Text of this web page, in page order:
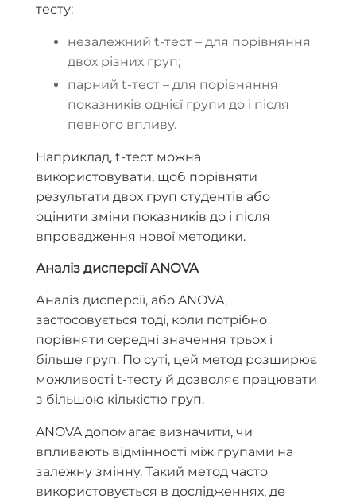
тесту:
незалежний t-тест – для порівняння
двох різних груп;
парний t-тест – для порівняння
показників однієї групи до і після
певного впливу.
Наприклад, t-тест можна
використовувати, щоб порівняти
результати двох груп студентів або
оцінити зміни показників до і після
впровадження нової методики.
Аналіз дисперсії ANOVA
Аналіз дисперсії, або ANOVA,
застосовується тоді, коли потрібно
порівняти середні значення трьох і
більше груп. По суті, цей метод розширює
можливості t-тесту й дозволяє працювати
з більшою кількістю груп.
ANOVA допомагає визначити, чи
впливають відмінності між групами на
залежну змінну. Такий метод часто
використовується в дослідженнях, де